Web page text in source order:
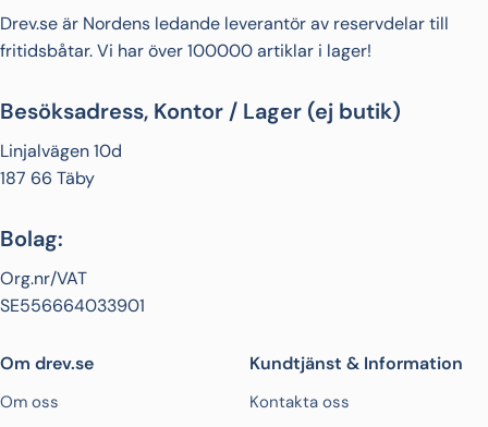
Drev.se är Nordens ledande leverantör av reservdelar till
fritidsbåtar. Vi har över 100000 artiklar i lager!
Besöksadress, Kontor / Lager (ej butik)
Linjalvägen 10d
187 66 Täby
Bolag:
Org.nr/VAT
SE556664033901
Om drev.se
Om oss
Kundtjänst & Information
Kontakta oss